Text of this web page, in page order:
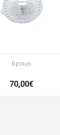
Брошь
70,00€